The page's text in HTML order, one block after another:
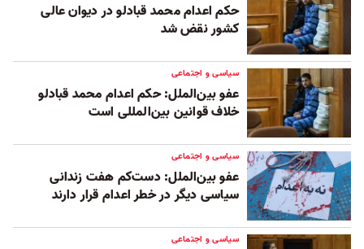
حکم اعدام محمد قبادلو در دیوان عالی
کشور نقض شد
سیاسی و اجتماعی
عفو بین‌الملل: حکم اعدام محمد قبادلو
خلاف قوانین بین‌المللی است
سیاسی و اجتماعی
عفو بین‌الملل: دست‌کم هفت زندانی
سیاسی دیگر در خطر اعدام قرار دارند
سیاسی و اجتماعی